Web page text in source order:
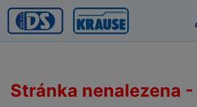
Stránka nenalezena